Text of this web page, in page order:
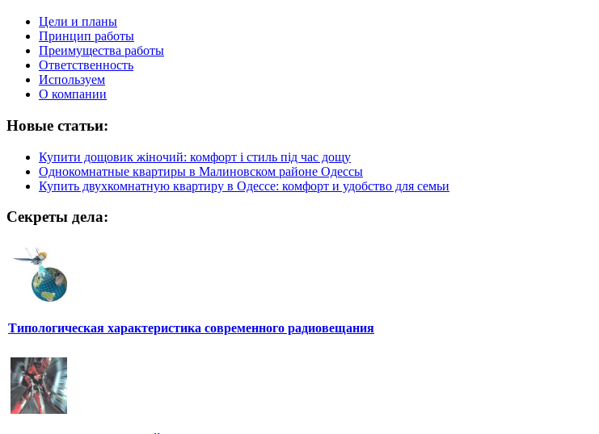
Цели и планы
Принцип работы
Преимущества работы
Ответственность
Используем
О компании
Новые статьи:
Купити дощовик жіночий: комфорт і стиль під час дощу
Однокомнатные квартиры в Малиновском районе Одессы
Купить двухкомнатную квартиру в Одессе: комфорт и удобство для семьи
Секреты дела:
Типологическая характеристика современного радиовещания